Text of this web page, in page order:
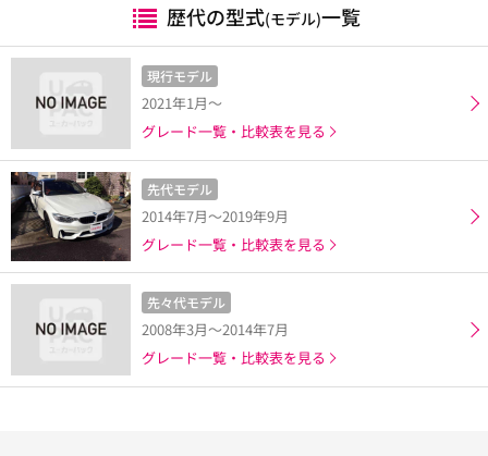
歴代の型式(モデル)一覧
現行モデル
2021年1月～
グレード一覧・比較表を見る
先代モデル
2014年7月～2019年9月
グレード一覧・比較表を見る
先々代モデル
2008年3月～2014年7月
グレード一覧・比較表を見る